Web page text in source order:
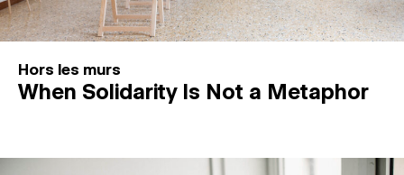
Hors les murs
When Solidarity Is Not a Metaphor